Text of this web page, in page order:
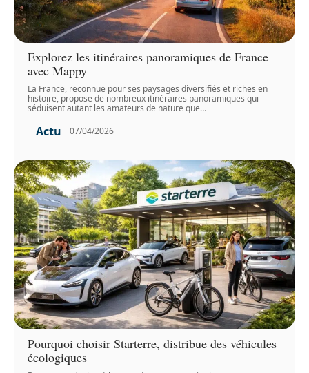
Explorez les itinéraires panoramiques de France
avec Mappy
La France, reconnue pour ses paysages diversifiés et riches en
histoire, propose de nombreux itinéraires panoramiques qui
séduisent autant les amateurs de nature que…
Actu 07/04/2026
Pourquoi choisir Starterre, distribue des véhicules
écologiques